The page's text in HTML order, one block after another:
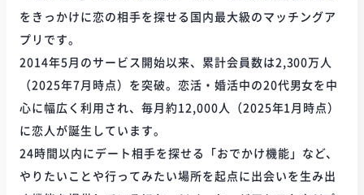
をきっかけに恋の相手を探せる国内最大級のマッチングア
プリです。
2014年5月のサービス開始以来、累計会員数は2,300万人
（2025年7月時点）を突破。恋活・婚活中の20代男女を中
心に幅広く利用され、毎月約12,000人（2025年1月時点）
に恋人が誕生しています。
24時間以内にデート相手を探せる「おでかけ機能」など、
やりたいことや行ってみたい場所を起点に出会いを生み出